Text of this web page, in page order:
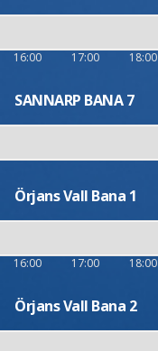
16:00 17:00 18:00
SANNARP BANA 7
Örjans Vall Bana 1
16:00 17:00 18:00
Örjans Vall Bana 2